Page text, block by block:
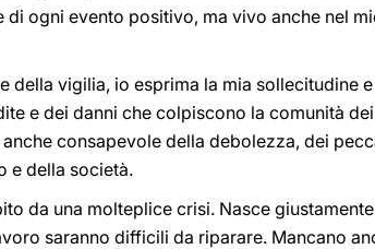
ogni evento positivo, ma vivo anche nel
della vigilia, io esprima la mia sollecitudine
e dei danni che colpiscono la comunità
consapevole della debolezza, dei
e della società.
da una molteplice crisi. Nasce
saranno difficili da riparare. Mancano